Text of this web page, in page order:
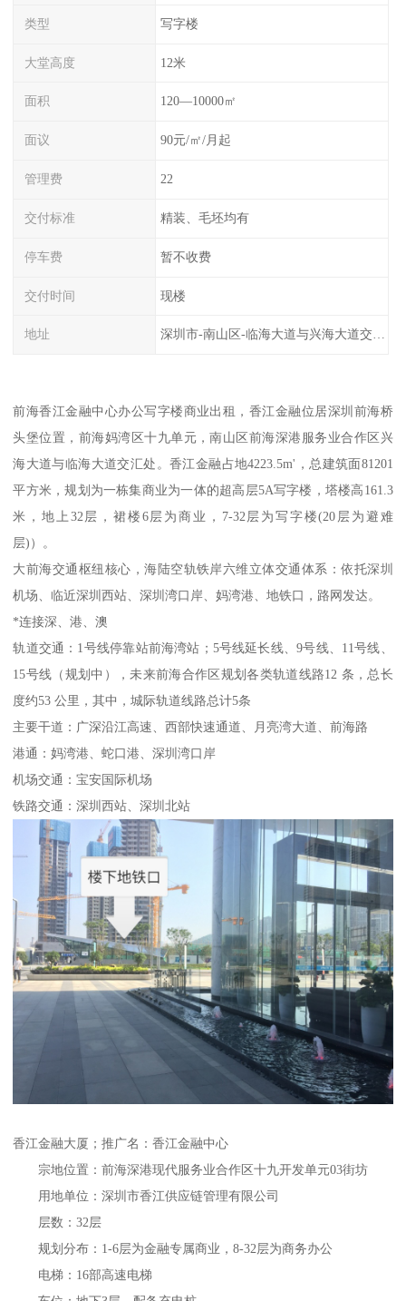
类型 写字楼
大堂高度 12米
面积 120—10000㎡
面议 90元/㎡/月起
管理费 22
交付标准 精装、毛坯均有
停车费 暂不收费
交付时间 现楼
地址 深圳市-南山区-临海大道与兴海大道交汇处
前海香江金融中心办公写字楼商业出租，香江金融位居深圳前海桥
头堡位置，前海妈湾区十九单元，南山区前海深港服务业合作区兴
海大道与临海大道交汇处。香江金融占地4223.5m'，总建筑面81201
平方米，规划为一栋集商业为一体的超高层5A写字楼，塔楼高161.3
米，地上32层，裙楼6层为商业，7-32层为写字楼(20层为避难
层)）。
大前海交通枢纽核心，海陆空轨铁岸六维立体交通体系：依托深圳
机场、临近深圳西站、深圳湾口岸、妈湾港、地铁口，路网发达。
*连接深、港、澳
轨道交通：1号线停靠站前海湾站；5号线延长线、9号线、11号线、
15号线（规划中），未来前海合作区规划各类轨道线路12 条，总长
度约53 公里，其中，城际轨道线路总计5条
主要干道：广深沿江高速、西部快速通道、月亮湾大道、前海路
港通：妈湾港、蛇口港、深圳湾口岸
机场交通：宝安国际机场
铁路交通：深圳西站、深圳北站
香江金融大厦；推广名：香江金融中心
宗地位置：前海深港现代服务业合作区十九开发单元03街坊
用地单位：深圳市香江供应链管理有限公司
层数：32层
规划分布：1-6层为金融专属商业，8-32层为商务办公
电梯：16部高速电梯